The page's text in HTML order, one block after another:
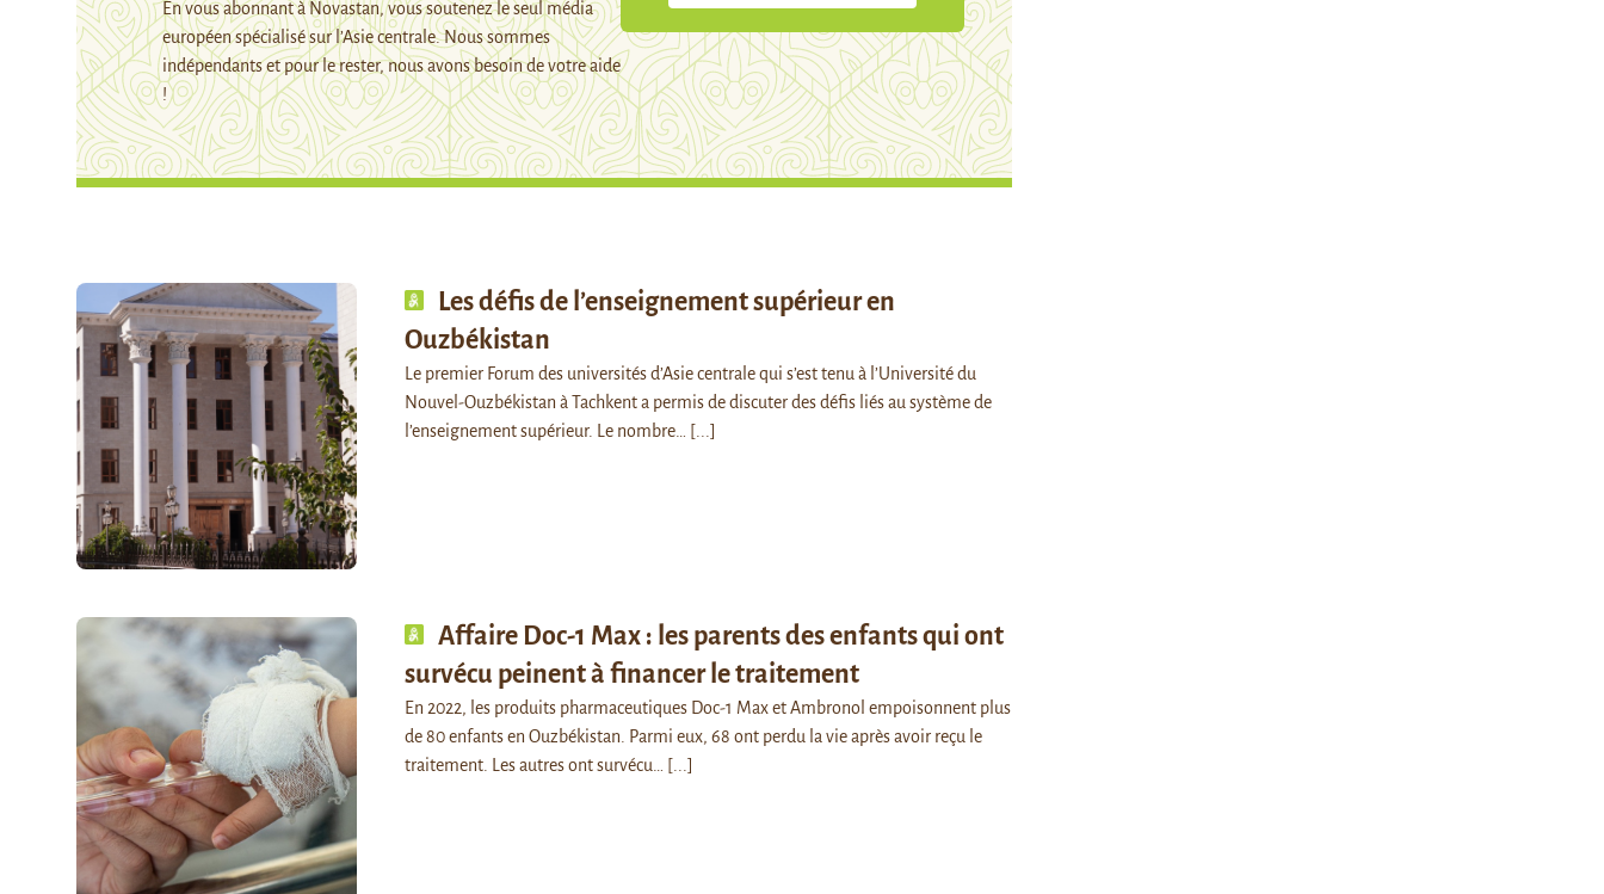
En vous abonnant à Novastan, vous soutenez le seul média
européen spécialisé sur l’Asie centrale. Nous sommes
indépendants et pour le rester, nous avons besoin de votre aide
!
Les défis de l’enseignement supérieur en
Ouzbékistan
Le premier Forum des universités d’Asie centrale qui s’est tenu à l’Université du
Nouvel-Ouzbékistan à Tachkent a permis de discuter des défis liés au système de
l’enseignement supérieur. Le nombre…
[...]
Affaire Doc-1 Max : les parents des enfants qui ont
survécu peinent à financer le traitement
En 2022, les produits pharmaceutiques Doc-1 Max et Ambronol empoisonnent plus
de 80 enfants en Ouzbékistan. Parmi eux, 68 ont perdu la vie après avoir reçu le
traitement. Les autres ont survécu…
[...]